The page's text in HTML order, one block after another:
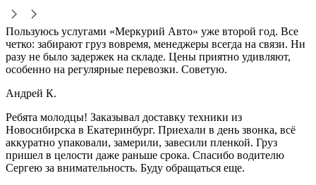
Пользуюсь услугами «Меркурий Авто» уже второй год. Все
четко: забирают груз вовремя, менеджеры всегда на связи. Ни
разу не было задержек на складе. Цены приятно удивляют,
особенно на регулярные перевозки. Советую.
Андрей К.
Ребята молодцы! Заказывал доставку техники из
Новосибирска в Екатеринбург. Приехали в день звонка, всё
аккуратно упаковали, замерили, завесили пленкой. Груз
пришел в целости даже раньше срока. Спасибо водителю
Сергею за внимательность. Буду обращаться еще.